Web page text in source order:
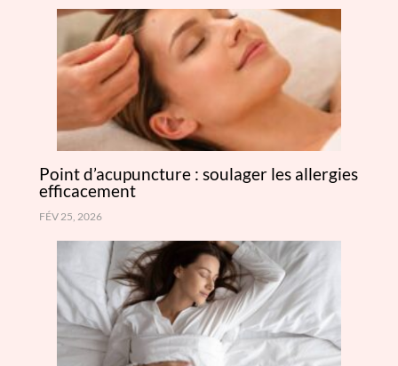
Point d’acupuncture : soulager les allergies
efficacement
FÉV 25, 2026